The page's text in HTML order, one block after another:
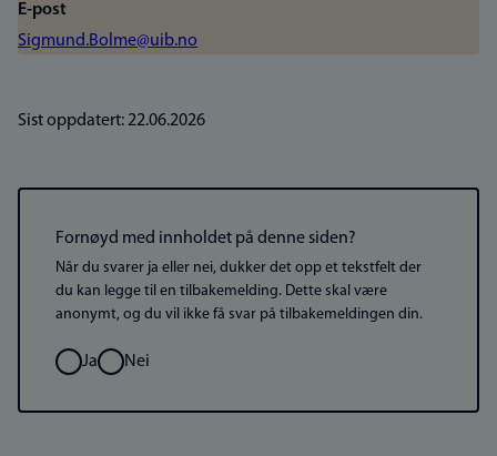
E-post
Sigmund.Bolme@uib.no
Sist oppdatert: 22.06.2026
Fornøyd med innholdet på denne siden?
Når du svarer ja eller nei, dukker det opp et tekstfelt der
du kan legge til en tilbakemelding. Dette skal være
anonymt, og du vil ikke få svar på tilbakemeldingen din.
ValgJa Nei